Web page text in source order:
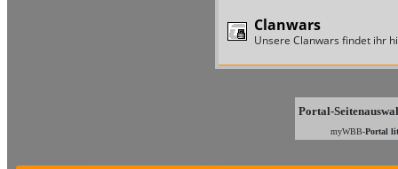
Clanwars
Unsere Clanwars findet ihr
Portal-
myWBB-Portal